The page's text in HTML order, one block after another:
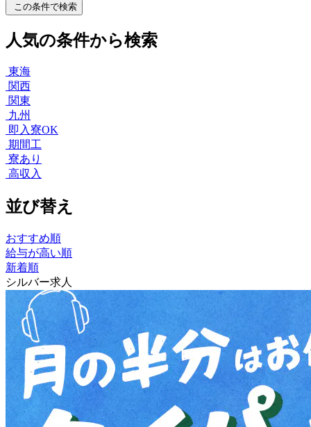
この条件で検索
人気の条件から検索
東海
関西
関東
九州
即入寮OK
期間工
寮あり
高収入
並び替え
おすすめ順
給与が高い順
新着順
シルバー求人